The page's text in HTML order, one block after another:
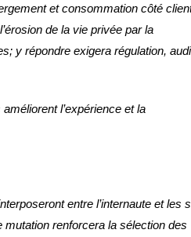
et consommation côté
de la vie privée par la
y répondre exigera régulation,
l’expérience et la
entre l’internaute et les
mutation renforcera la sélection des